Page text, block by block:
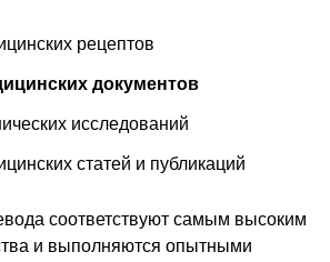
рецептов
документов
исследований
статей и публикаций
соответствуют самым высоким
и выполняются опытными